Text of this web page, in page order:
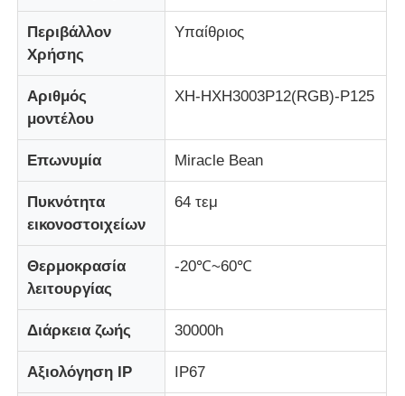
Περιβάλλον
Χρήσης
Υπαίθριος
Αριθμός
μοντέλου
XH-HXH3003P12(RGB)-P125
Επωνυμία Miracle Bean
Πυκνότητα
εικονοστοιχείων
64 τεμ
Θερμοκρασία
λειτουργίας
-20℃~60℃
Διάρκεια ζωής 30000h
Αξιολόγηση IP IP67